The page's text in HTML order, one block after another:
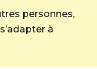
personnes,
à